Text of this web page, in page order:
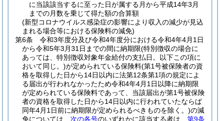
に当該該当するに至った日が属する月から平成14年3月
までの月数を乗じて得た額の合算額
(新型コロナウイルス感染症の影響により収入の減少が見込
まれる場合等における保険料の減免)
第6条
令和3年度分及び令和4年度分における令和4年4月1日
から令和5年3月31日までの間に納期限(特別徴収の場合に
あっては、特別徴収対象年金給付の支払日。以下この項に
おいて同じ。)が定められている保険料(第1号被保険者の資
格を取得した日から14日以内に法第12条第1項の規定によ
る届出が行われなかったため令和4年4月1日以降に納期限
が定められている保険料であって、当該届出が第1号被保険
者の資格を取得した日から14日以内に行われていたならば
同年4月1日前に納期限が定められるべきものを除く。)の減
免については、 次の各号のいずれかに該当する者は、 第9条